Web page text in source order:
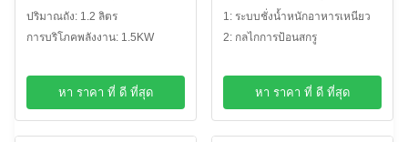
สูง
ปริมาณถัง: 1.2 ลิตร
การบริโภคพลังงาน: 1.5KW
หา ราคา ที่ ดี ที่สุด
แก้ไข 60 BPM ระบบชั่งสก
วัว
1: ระบบชั่งน้ำหนักอาหารเหนียว
2: กลไกการป้อนสกรู
หา ราคา ที่ ดี ที่สุด